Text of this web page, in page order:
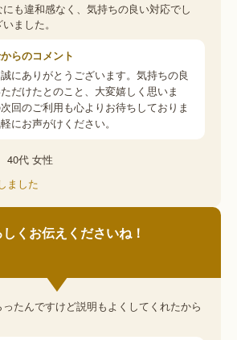
も違和感なく、気持ちの良い対応でし
ました。
らのコメント
にありがとうございます。気持ちの良
だけたとのこと、大変嬉しく思いま
回のご利用も心よりお待ちしておりま
にお声がけください。
40代 女性
ました
しくお伝えくださいね！
たんですけど説明もよくしてくれたから